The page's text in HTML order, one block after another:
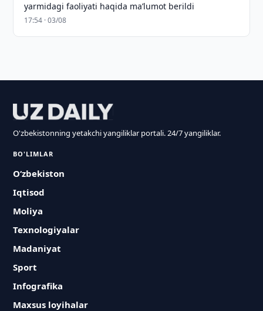
yarmidagi faoliyati haqida maʼlumot berildi
17:54 · 03/08
O'zbekistonning yetakchi yangiliklar portali. 24/7 yangiliklar.
BO'LIMLAR
O‘zbekiston
Iqtisod
Moliya
Texnologiyalar
Madaniyat
Sport
Infografika
Maxsus loyihalar